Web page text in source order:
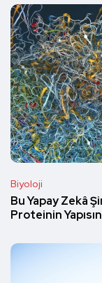
Biyoloji
Bu Yapay Zekâ
Proteinin